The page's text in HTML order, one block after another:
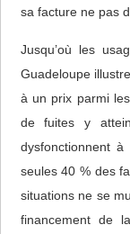
sa facture ne pas
Jusqu’où les
Guadeloupe
à un prix parmi
de fuites y
dysfonctionnent
seules 40 % des
situations ne se
financement de